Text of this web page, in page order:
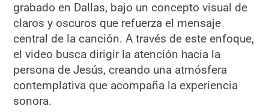
grabado en Dallas, bajo un concepto visual de
claros y oscuros que refuerza el mensaje
central de la canción. A través de este enfoque,
el video busca dirigir la atención hacia la
persona de Jesús, creando una atmósfera
contemplativa que acompaña la experiencia
sonora.